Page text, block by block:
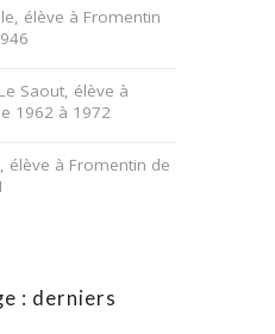
élève à Fromentin
Saout, élève à
1962 à 1972
élève à Fromentin de
: derniers